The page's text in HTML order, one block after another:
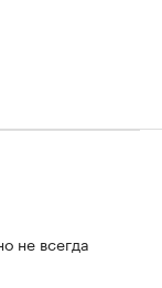
не всегда